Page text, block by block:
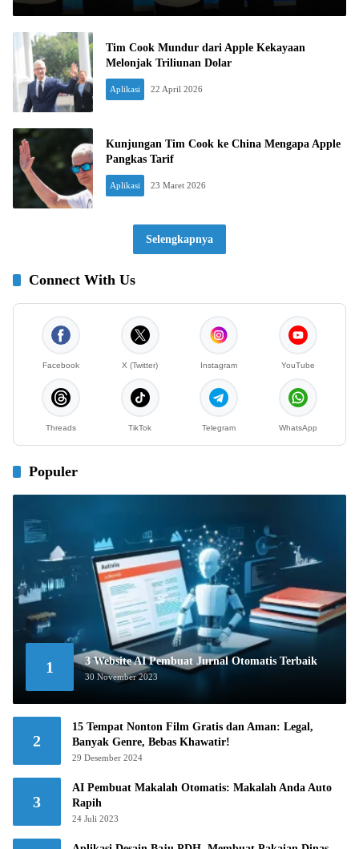
Tim Cook Mundur dari Apple Kekayaan
Melonjak Triliunan Dolar
Aplikasi 22 April 2026
Kunjungan Tim Cook ke China Mengapa Apple
Pangkas Tarif
Aplikasi 23 Maret 2026
Selengkapnya
Connect With Us
Facebook X (Twitter) Instagram YouTube
Threads TikTok Telegram WhatsApp
Populer
1 3 Website AI Pembuat Jurnal Otomatis Terbaik
30 November 2023
2
15 Tempat Nonton Film Gratis dan Aman: Legal,
Banyak Genre, Bebas Khawatir!
29 Desember 2024
3
AI Pembuat Makalah Otomatis: Makalah Anda Auto
Rapih
24 Juli 2023